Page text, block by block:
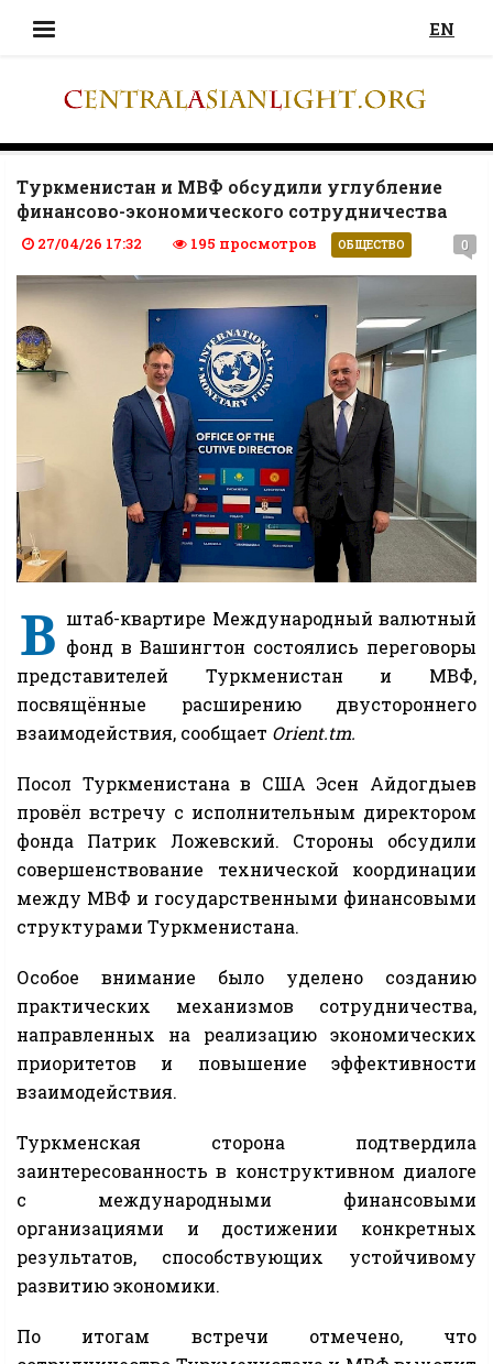
EN
Туркменистан и МВФ обсудили углубление
финансово-экономического сотрудничества
27/04/26 17:32 195 просмотров ОБЩЕСТВО 0
В штаб-квартире Международный валютный
фонд в Вашингтон состоялись переговоры
представителей Туркменистан и МВФ,
посвящённые расширению двустороннего
взаимодействия, сообщает Orient.tm.
Посол Туркменистана в США Эсен Айдогдыев
провёл встречу с исполнительным директором
фонда Патрик Ложевский. Стороны обсудили
совершенствование технической координации
между МВФ и государственными финансовыми
структурами Туркменистана.
Особое внимание было уделено созданию
практических механизмов сотрудничества,
направленных на реализацию экономических
приоритетов и повышение эффективности
взаимодействия.
Туркменская сторона подтвердила
заинтересованность в конструктивном диалоге
с международными финансовыми
организациями и достижении конкретных
результатов, способствующих устойчивому
развитию экономики.
По итогам встречи отмечено, что